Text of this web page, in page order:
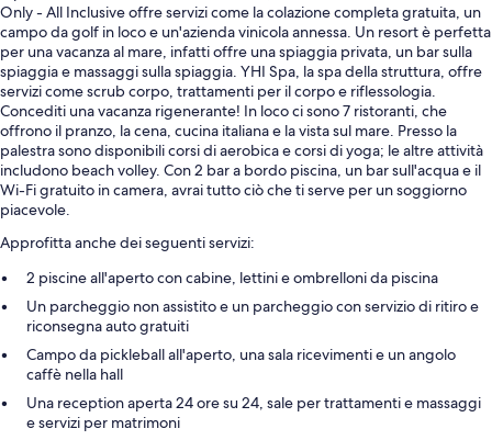
Only - All Inclusive offre servizi come la colazione completa gratuita, un
campo da golf in loco e un'azienda vinicola annessa. Un resort è perfetta
per una vacanza al mare, infatti offre una spiaggia privata, un bar sulla
spiaggia e massaggi sulla spiaggia. YHI Spa, la spa della struttura, offre
servizi come scrub corpo, trattamenti per il corpo e riflessologia.
Concediti una vacanza rigenerante! In loco ci sono 7 ristoranti, che
offrono il pranzo, la cena, cucina italiana e la vista sul mare. Presso la
palestra sono disponibili corsi di aerobica e corsi di yoga; le altre attività
includono beach volley. Con 2 bar a bordo piscina, un bar sull'acqua e il
Wi-Fi gratuito in camera, avrai tutto ciò che ti serve per un soggiorno
piacevole.
Approfitta anche dei seguenti servizi:
2 piscine all'aperto con cabine, lettini e ombrelloni da piscina
Un parcheggio non assistito e un parcheggio con servizio di ritiro e
riconsegna auto gratuiti
Campo da pickleball all'aperto, una sala ricevimenti e un angolo
caffè nella hall
Una reception aperta 24 ore su 24, sale per trattamenti e massaggi
e servizi per matrimoni